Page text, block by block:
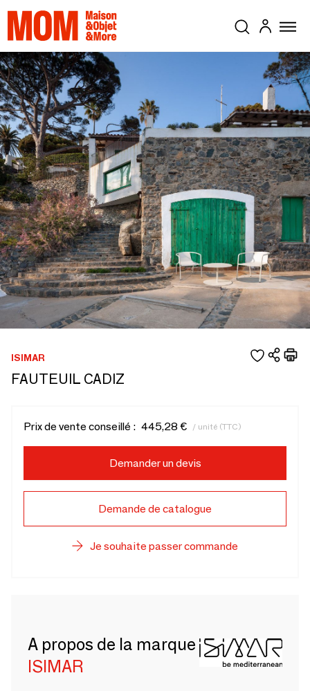
ISIMAR
FAUTEUIL CADIZ
Prix de vente conseillé : 445,28 € / unité (TTC)
Demander un devis
Demande de catalogue
Je souhaite passer commande
A propos de la marque
ISIMAR